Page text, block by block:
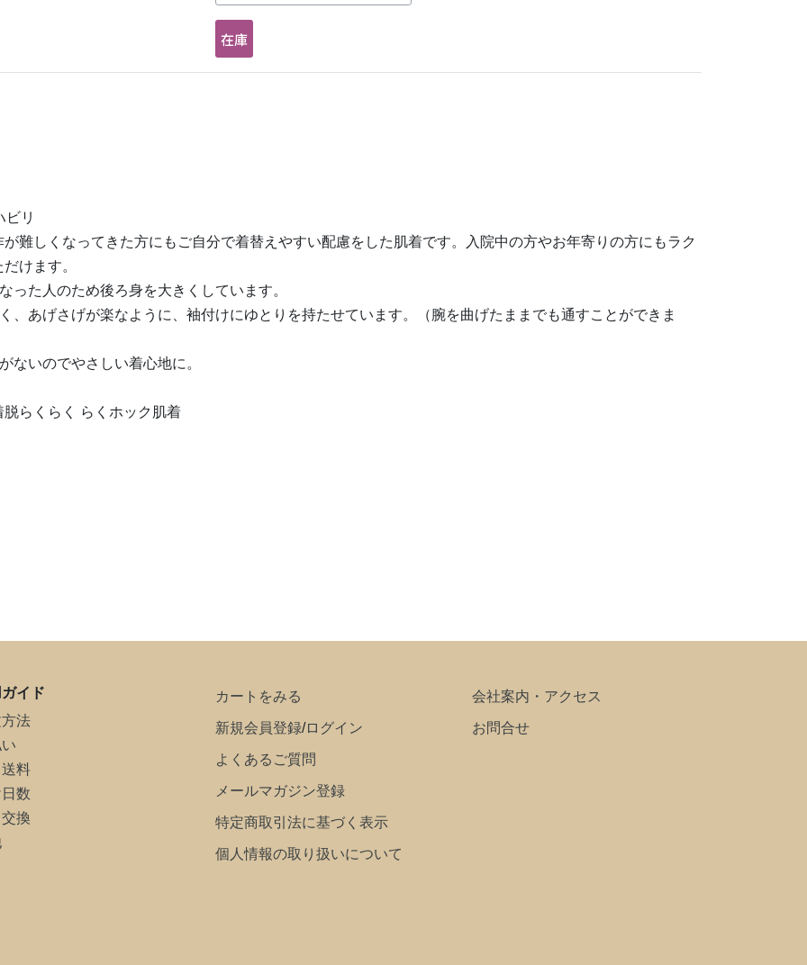
ビリ
難しくなってきた方にもご自分で着替えやすい配慮をした肌着です。入院中の方やお年寄りの方にもラク
けます。
った人のため後ろ身を大きくしています。
、あげさげが楽なように、袖付けにゆとりを持たせています。（腕を曲げたままでも通すことができま
ないのでやさしい着心地に。
らくらく らくホック肌着
イド
法
料
数
換
カートをみる
新規会員登録/ログイン
よくあるご質問
メールマガジン登録
特定商取引法に基づく表示
個人情報の取り扱いについて
会社案内・アクセス
お問合せ